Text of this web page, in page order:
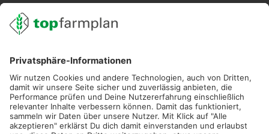
02501 801 44 84
service@topfarmplan.de
Sei immer auf dem Laufenden!